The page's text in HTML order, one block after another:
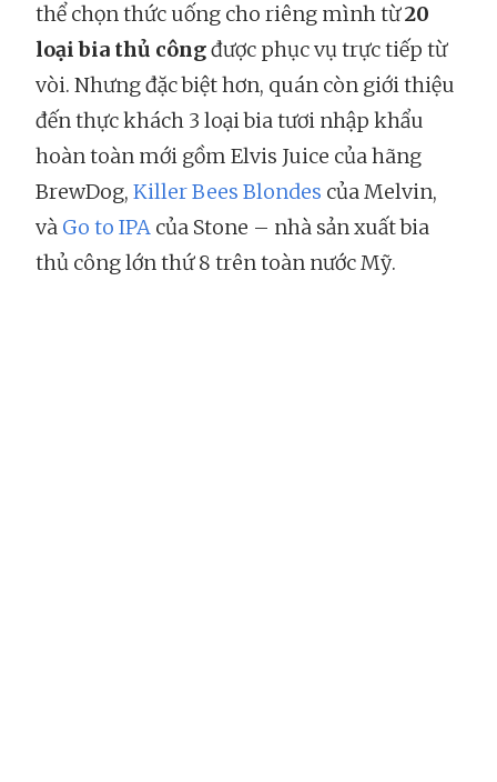
thể chọn thức uống cho riêng mình từ20
loại bia thủ côngđược phục vụ trực tiếp từ
vòi. Nhưng đặc biệt hơn, quán còn giới thiệu
đến thực khách 3 loại bia tươi nhập khẩu
hoàn toàn mới gồm Elvis Juice của hãng
BrewDog, Killer Bees Blondes của Melvin,
và Go to IPA của Stone – nhà sản xuất bia
thủ công lớn thứ 8 trên toàn nước Mỹ.